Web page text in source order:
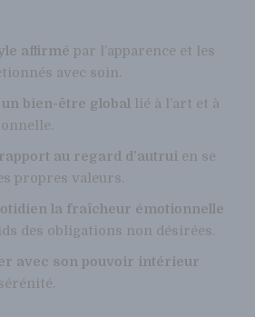
affirmé par l’apparence et les
avec soin.
bien-être global lié à l’art et à
au regard d’autrui en se
propres valeurs.
la fraîcheur émotionnelle
des obligations non désirées.
avec son pouvoir intérieur